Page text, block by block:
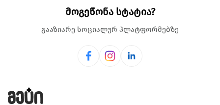
მოგეწონა სტატია?
გააზიარე სოციალურ პლატფორმებზე